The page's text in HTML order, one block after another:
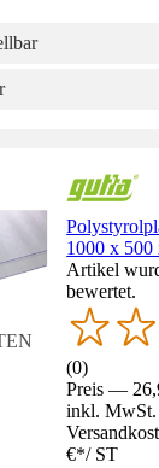
1000 x 500
Artikel
bewertet.
(0)
Preis —
inkl. MwSt.
€*/ ST